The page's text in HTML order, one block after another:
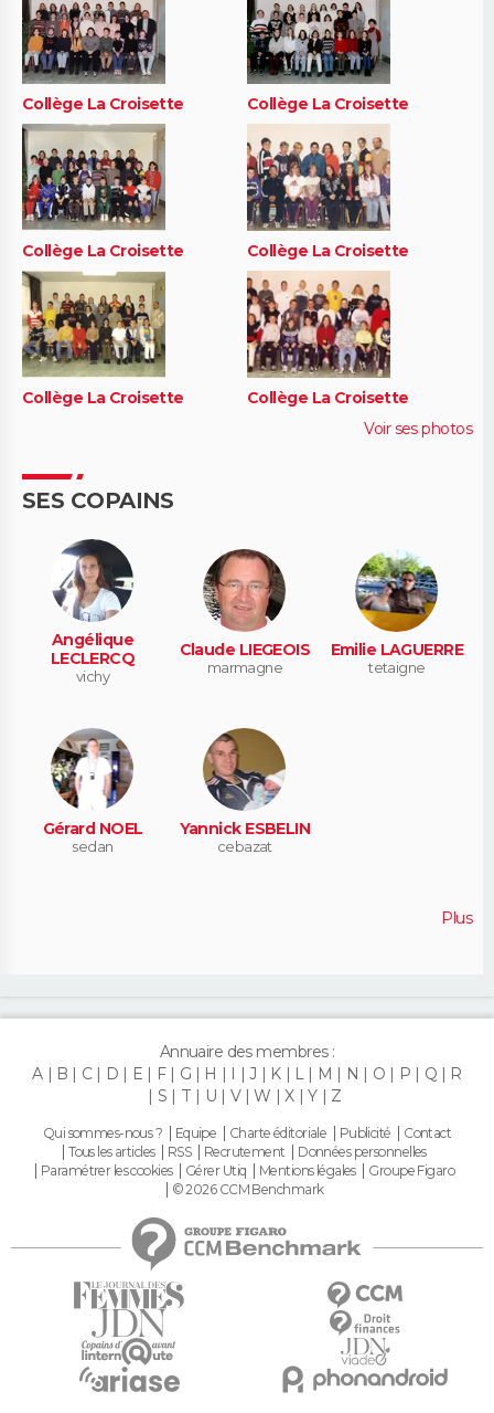
Collège La Croisette Collège La Croisette
Collège La Croisette Collège La Croisette
Collège La Croisette
Collège La Croisette
Voir ses photos
SES COPAINS
Angélique
LECLERCQ
vichy
Claude LIEGEOIS
marmagne
Emilie LAGUERRE
tetaigne
Gérard NOEL
sedan
Yannick ESBELIN
cebazat
Plus
Annuaire des membres :
A
B C D E F G H J K L M N O P Q
R
S
T U V W X Y Z
Qui sommes-nous ? Equipe Charte éditoriale Publicité
Contact
Tous les articles
RSS Recrutement
Données personnelles
Paramétrer les cookies
Gérer Utiq Mentions légales
Groupe Figaro
© 2026 CCM Benchmark